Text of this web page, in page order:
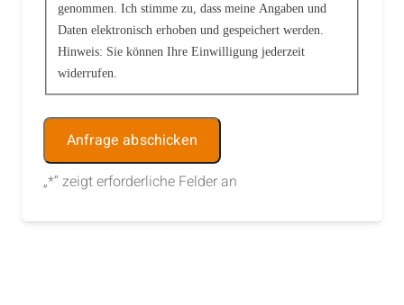
„*“ zeigt erforderliche Felder an
genommen. Ich stimme zu, dass meine Angaben und
Daten elektronisch erhoben und gespeichert werden.
Hinweis: Sie können Ihre Einwilligung jederzeit
widerrufen.